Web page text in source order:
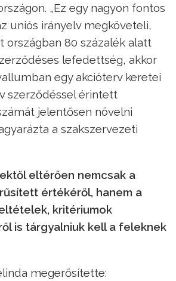
„Ez egy nagyon fontos
uniós irányelv megköveteli,
országban 80 százalék alatt
lefedettség, akkor
egy akcióterv keretei
szerződéssel érintett
jelentősen növelni
a szakszervezeti
eltérően nemcsak a
értékéről, hanem a
kritériumok
is tárgyalniuk kell a feleknek
megerősítette: